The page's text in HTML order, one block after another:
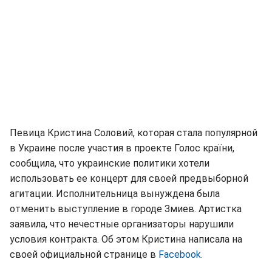
Певица Кристина Соловий, которая стала популярной
в Украине после участия в проекте Голос країни,
сообщила, что украинские политики хотели
использовать ее концерт для своей предвыборной
агитации. Исполнительница вынуждена была
отменить выступление в городе Змиев. Артистка
заявила, что нечестные организаторы нарушили
условия контракта. Об этом Кристина написала на
своей официальной странице в Facebook.